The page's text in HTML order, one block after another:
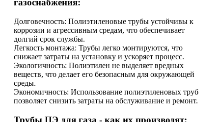
газоснабжения:
Долговечность: Полиэтиленовые трубы устойчивы к
коррозии и агрессивным средам, что обеспечивает
долгий срок службы.
Легкость монтажа: Трубы легко монтируются, что
снижает затраты на установку и ускоряет процесс.
Экологичность: Полиэтилен не выделяет вредных
веществ, что делает его безопасным для окружающей
среды.
Экономичность: Использование полиэтиленовых труб
позволяет снизить затраты на обслуживание и ремонт.
Трубы ПЭ для газа - как их производят: